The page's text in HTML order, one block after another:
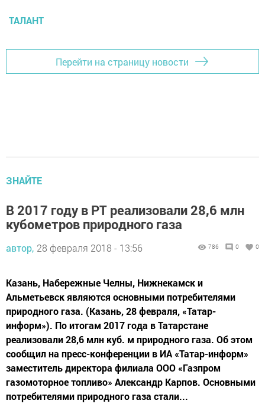
ТАЛАНТ
Перейти на страницу новости
ЗНАЙТЕ
В 2017 году в РТ реализовали 28,6 млн
кубометров природного газа
автор, 28 февраля 2018 - 13:56 786 0 0
Казань, Набережные Челны, Нижнекамск и
Альметьевск являются основными потребителями
природного газа. (Казань, 28 февраля, «Татар-
информ»). По итогам 2017 года в Татарстане
реализовали 28,6 млн куб. м природного газа. Об этом
сообщил на пресс-конференции в ИА «Татар-информ»
заместитель директора филиала ООО «Газпром
газомоторное топливо» Александр Карпов. Основными
потребителями природного газа стали...